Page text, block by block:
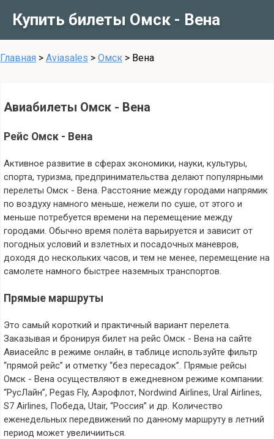
Купить билеты Омск - Вена
Главная > Aviasales > Омск > Вена
Авиабилеты Омск - Вена
Рейс Омск - Вена
Активное развитие в сферах экономики, науки, культуры,
спорта, туризма, предпринимательства делают популярными
перелеты Омск - Вена. Расстояние между городами напрямик
по воздуху намного меньше, нежели по суше, от этого и
меньше потребуется времени на перемещение между
городами. Обычно время полёта варьируется и зависит от
погодных условий и взлетных и посадочных маневров,
доходя до нескольких часов, и тем не менее, перемещение на
самолете намного быстрее наземных транспортов.
Прямые маршруты
Это самый короткий и практичный вариант перелета.
Заказывая и бронируя билет на рейс Омск - Вена на сайте
Авиасейлс в режиме онлайн, в таблице используйте фильтр
“прямой рейс” и отметку “без пересадок”. Прямые рейсы
Омск - Вена осуществляют в ежедневном режиме компании:
“РусЛайн”, Pegas Fly, Аэрофлот, Nordwind Airlines, Ural Airlines,
S7 Airlines, Победа, Utair, “Россия” и др. Количество
еженедельных передвижений по данному маршруту в летний
период может увеличииться.